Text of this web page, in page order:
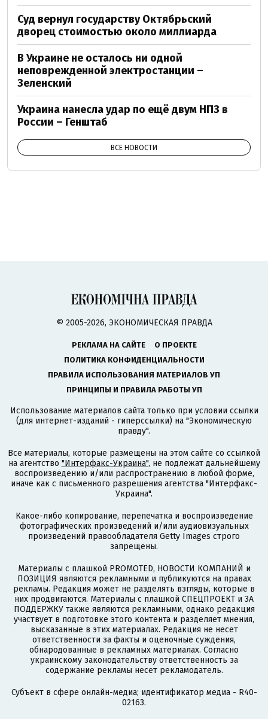
Суд вернул государству Октябрьский
дворец стоимостью около миллиарда
В Украине не осталось ни одной
неповрежденной электростанции –
Зеленский
Украина нанесла удар по ещё двум НПЗ в
России – Генштаб
ВСЕ НОВОСТИ
© 2005-2026, ЭКОНОМИЧЕСКАЯ ПРАВДА
РЕКЛАМА НА САЙТЕ
О ПРОЕКТЕ
ПОЛИТИКА КОНФИДЕНЦИАЛЬНОСТИ
ПРАВИЛА ИСПОЛЬЗОВАНИЯ МАТЕРИАЛОВ УП
ПРИНЦИПЫ И ПРАВИЛА РАБОТЫ УП
Использование материалов сайта только при условии ссылки
(для интернет-изданий - гиперссылки) на "Экономическую
правду".
Все материалы, которые размещены на этом сайте со ссылкой
на агентство "Интерфакс-Украина", не подлежат дальнейшему
воспроизведению и/или распространению в любой форме,
иначе как с письменного разрешения агентства "Интерфакс-
Украина".
Какое-либо копирование, перепечатка и воспроизведение
фотографических произведений и/или аудиовизуальных
произведений правообладателя Getty Images строго
запрещены.
Материалы с плашкой PROMOTED, НОВОСТИ КОМПАНИЙ и
ПОЗИЦИЯ являются рекламными и публикуются на правах
рекламы. Редакция может не разделять взгляды, которые в
них продвигаются. Материалы с плашкой СПЕЦПРОЕКТ и ЗА
ПОДДЕРЖКУ также являются рекламными, однако редакция
участвует в подготовке этого контента и разделяет мнения,
высказанные в этих материалах. Редакция не несет
ответственности за факты и оценочные суждения,
обнародованные в рекламных материалах. Согласно
украинскому законодательству ответственность за
содержание рекламы несет рекламодатель.
Субъект в сфере онлайн-медиа; идентификатор медиа - R40-
02163.